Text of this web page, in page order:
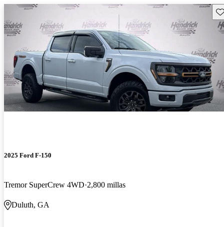
2025 Ford F-150
Tremor SuperCrew 4WD 2,800 millas
Duluth, GA